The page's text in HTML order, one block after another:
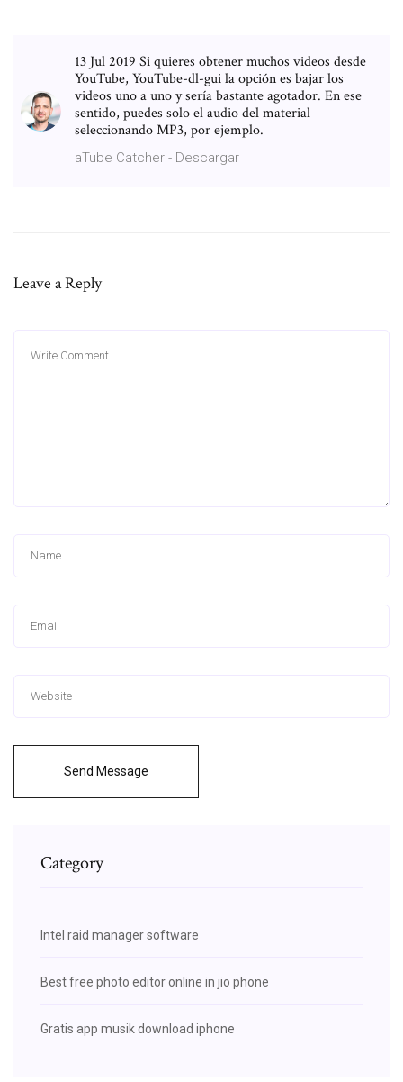
13 Jul 2019 Si quieres obtener muchos videos desde
YouTube, YouTube-dl-gui la opción es bajar los
videos uno a uno y sería bastante agotador. En ese
sentido, puedes solo el audio del material
seleccionando MP3, por ejemplo.
aTube Catcher - Descargar
Leave a Reply
Send Message
Category
Intel raid manager software
Best free photo editor online in jio phone
Gratis app musik download iphone